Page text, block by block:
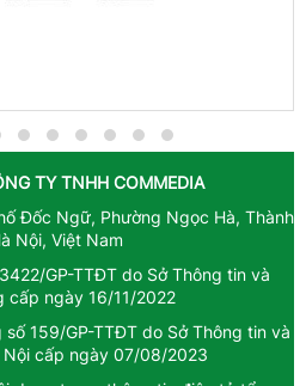
TY TNHH COMMEDIA
Đốc Ngữ, Phường Ngọc Hà, Thành
Nội, Việt Nam
GP-TTĐT do Sở Thông tin và
cấp ngày 16/11/2022
159/GP-TTĐT do Sở Thông tin và
Nội cấp ngày 07/08/2023